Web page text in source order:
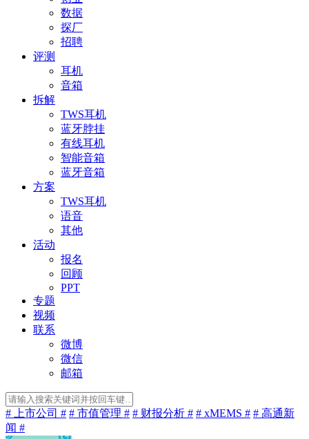
数据
探厂
招聘
评测
耳机
音箱
拆解
TWS耳机
蓝牙脖挂
有线耳机
智能音箱
蓝牙音箱
方案
TWS耳机
语音
其他
活动
报名
回顾
PPT
专题
视频
联系
微博
微信
邮箱
# 上市公司 # # 市值管理 # # 财报分析 # # xMEMS # # 高通新
闻 #